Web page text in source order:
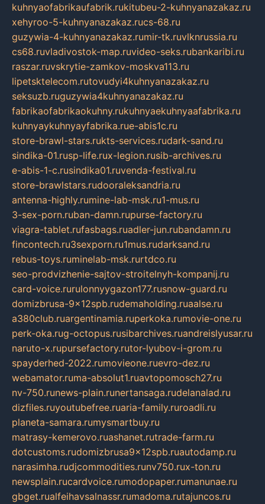
kuhnyaofabrikaufabrik.rukitubeu-2-kuhnyanazakaz.ru
xehyroo-5-kuhnyanazakaz.rucs-68.ru
guzywia-4-kuhnyanazakaz.rumir-tk.ruvlknrussia.ru
cs68.ruvladivostok-map.ruvideo-seks.rubankaribi.ru
raszar.ruvskrytie-zamkov-moskva113.ru
lipetsktelecom.rutovudyi4kuhnyanazakaz.ru
seksuzb.ruguzywia4kuhnyanazakaz.ru
fabrikaofabrikaokuhny.rukuhnyaekuhnyaafabrika.ru
kuhnyaykuhnyayfabrika.rue-abis1c.ru
store-brawl-stars.rukts-services.rudark-sand.ru
sindika-01.rusp-life.rux-legion.rusib-archives.ru
e-abis-1-c.rusindika01.ruvenda-festival.ru
store-brawlstars.rudooraleksandria.ru
antenna-highly.rumine-lab-msk.ru1-mus.ru
3-sex-porn.ruban-damn.rupurse-factory.ru
viagra-tablet.rufasbags.ruadler-jun.rubandamn.ru
fincontech.ru3sexporn.ru1mus.rudarksand.ru
rebus-toys.ruminelab-msk.rurtdco.ru
seo-prodvizhenie-sajtov-stroitelnyh-kompanij.ru
card-voice.rurulonnyygazon177.rusnow-guard.ru
domizbrusa-9x12spb.rudemaholding.ruaalse.ru
a380club.ruargentinamia.ruperkoka.rumovie-one.ru
perk-oka.rug-octopus.rusibarchives.ruandreislyusar.ru
naruto-x.rupursefactory.rutor-lyubov-i-grom.ru
spayderhed-2022.rumovieone.ruevro-dez.ru
webamator.ruma-absolut1.ruavtopomosch27.ru
nv-750.runews-plain.runertansaga.rudelanalad.ru
dizfiles.ruyoutubefree.ruaria-family.ruroadli.ru
planeta-samara.rumysmartbuy.ru
matrasy-kemerovo.ruashanet.rutrade-farm.ru
dotcustoms.rudomizbrusa9x12spb.ruautodamp.ru
narasimha.rudjcommodities.runv750.rux-ton.ru
newsplain.rucardvoice.rumodopaper.rumanunae.ru
gbget.rualfeihavsalnassr.rumadoma.rutajuncos.ru